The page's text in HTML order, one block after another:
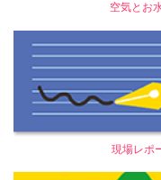
空気とお
現場レポ